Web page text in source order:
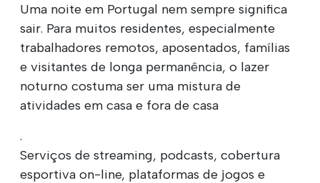
Uma noite em Portugal nem sempre significa
sair. Para muitos residentes, especialmente
trabalhadores remotos, aposentados, famílias
e visitantes de longa permanência, o lazer
noturno costuma ser uma mistura de
atividades em casa e fora de casa
.
Serviços de streaming, podcasts, cobertura
esportiva on-line, plataformas de jogos e